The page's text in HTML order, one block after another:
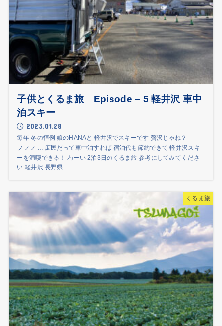
子供とくるま旅 Episode – 5 軽井沢 車中
泊スキー
2023.01.28
毎年 冬の恒例 娘のHANAと 軽井沢でスキーです 贅沢じゃね？
フフフ … 庶民だって車中泊すれば 宿泊代も節約できて 軽井沢スキ
ーを満喫できる！ わーい 2泊3日のくるま旅 参考にしてみてくださ
い 軽井沢 長野県...
くるま旅